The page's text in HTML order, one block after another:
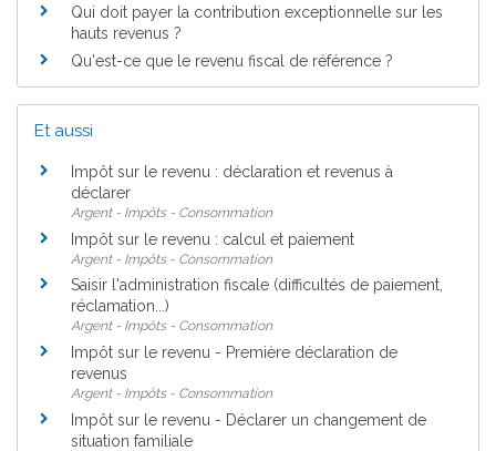
Qui doit payer la contribution exceptionnelle sur les
hauts revenus ?
Qu'est-ce que le revenu fiscal de référence ?
Et aussi
Impôt sur le revenu : déclaration et revenus à
déclarer
Argent - Impôts - Consommation
Impôt sur le revenu : calcul et paiement
Argent - Impôts - Consommation
Saisir l'administration fiscale (difficultés de paiement,
réclamation...)
Argent - Impôts - Consommation
Impôt sur le revenu - Première déclaration de
revenus
Argent - Impôts - Consommation
Impôt sur le revenu - Déclarer un changement de
situation familiale